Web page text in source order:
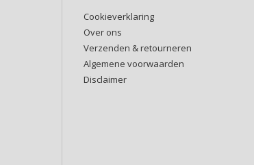
Cookieverklaring
Over ons
Verzenden & retourneren
Algemene voorwaarden
Disclaimer